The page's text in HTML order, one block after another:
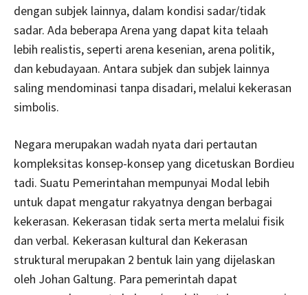
dengan subjek lainnya, dalam kondisi sadar/tidak
sadar. Ada beberapa Arena yang dapat kita telaah
lebih realistis, seperti arena kesenian, arena politik,
dan kebudayaan. Antara subjek dan subjek lainnya
saling mendominasi tanpa disadari, melalui kekerasan
simbolis.
Negara merupakan wadah nyata dari pertautan
kompleksitas konsep-konsep yang dicetuskan Bordieu
tadi. Suatu Pemerintahan mempunyai Modal lebih
untuk dapat mengatur rakyatnya dengan berbagai
kekerasan. Kekerasan tidak serta merta melalui fisik
dan verbal. Kekerasan kultural dan Kekerasan
struktural merupakan 2 bentuk lain yang dijelaskan
oleh Johan Galtung. Para pemerintah dapat